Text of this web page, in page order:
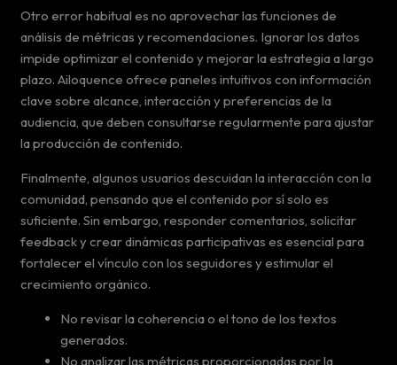
Otro error habitual es no aprovechar las funciones de
análisis de métricas y recomendaciones. Ignorar los datos
impide optimizar el contenido y mejorar la estrategia a largo
plazo. Ailoquence ofrece paneles intuitivos con información
clave sobre alcance, interacción y preferencias de la
audiencia, que deben consultarse regularmente para ajustar
la producción de contenido.
Finalmente, algunos usuarios descuidan la interacción con la
comunidad, pensando que el contenido por sí solo es
suficiente. Sin embargo, responder comentarios, solicitar
feedback y crear dinámicas participativas es esencial para
fortalecer el vínculo con los seguidores y estimular el
crecimiento orgánico.
No revisar la coherencia o el tono de los textos
generados.
No analizar las métricas proporcionadas por la